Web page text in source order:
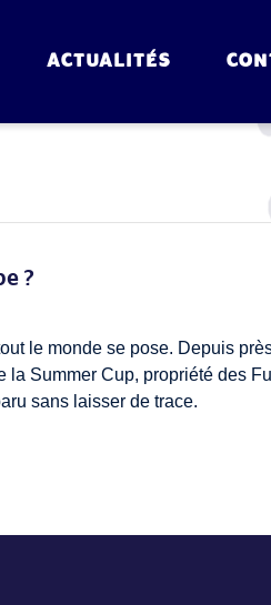
ACTUALITÉS
?
le monde se pose. Depuis
la Summer Cup, propriété des
sans laisser de trace.